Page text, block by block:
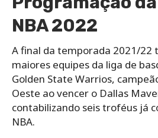
NBA 2022
A final da temporada 2021/22
maiores equipes da liga de
Golden State Warrios,
Oeste ao vencer o Dallas
contabilizando seis troféus já
NBA.